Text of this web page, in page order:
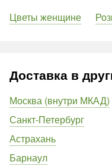
Цветы женщине
Доставка в
Москва (внутри МКАД)
Санкт-Петербург
Астрахань
Барнаул